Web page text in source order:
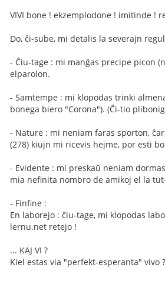
VIVI bone ! ekzemplodone ! imitinde !
Do, ĉi-sube, mi detalis la severajn
- Ĉiu-tage : mi manĝas precipe picon
elparolon.
- Samtempe : mi klopodas trinki
bonega biero "Corona"). (Ĉi-tio
- Nature : mi neniam faras sporton,
(278) kiujn mi ricevis hejme, por esti
- Evidente : mi preskaŭ neniam
mia nefinita nombro de amikoj el la
- Finfine :
En laborejo : ĉiu-tage, mi klopodas
lernu.net retejo !
... KAJ VI ?
Kiel estas via "perfekt-esperanta" vivo ?